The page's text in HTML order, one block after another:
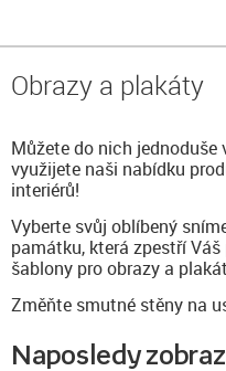
Obrazy a plakáty
Můžete do nich
využijete naši nabídku
interiérů!
Vyberte svůj oblíbený
památku, která zpestří
šablony pro obrazy a
Změňte smutné stěny na
Naposledy